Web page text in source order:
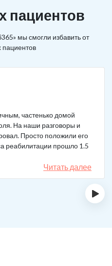
пациентов
мы смогли избавить от
пациентов
частенько домой
На наши разговоры и
Просто положили его
реабилитации прошло 1.5
Читать далее
›